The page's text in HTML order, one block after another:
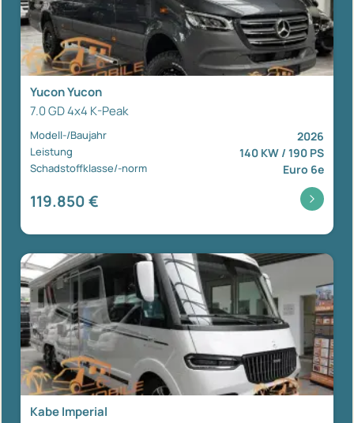
Yucon Yucon
7.0 GD 4x4 K-Peak
Modell-/Baujahr 2026
Leistung 140 KW / 190 PS
Schadstoffklasse/-norm Euro 6e
119.850 €
Kabe Imperial